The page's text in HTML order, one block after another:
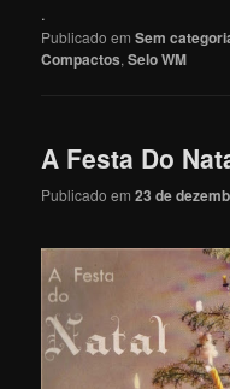
.
Publicado em Sem
Compactos,Selo WM
A Festa Do
Publicado em23 de